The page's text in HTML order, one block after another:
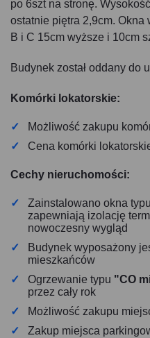
po 6szt na stronę.
ostatnie piętra 2,9cm.
B i C 15cm wyższe i 10cm
Budynek został oddany do
Komórki lokatorskie:
Możliwość zakupu
Cena komórki
Cechy nieruchomości:
Zainstalowano okna typu
zapewniają izolację
nowoczesny wygląd
Budynek wyposażony
mieszkańców
Ogrzewanie typu "CO
przez cały rok
Możliwość zakupu
Zakup miejsca